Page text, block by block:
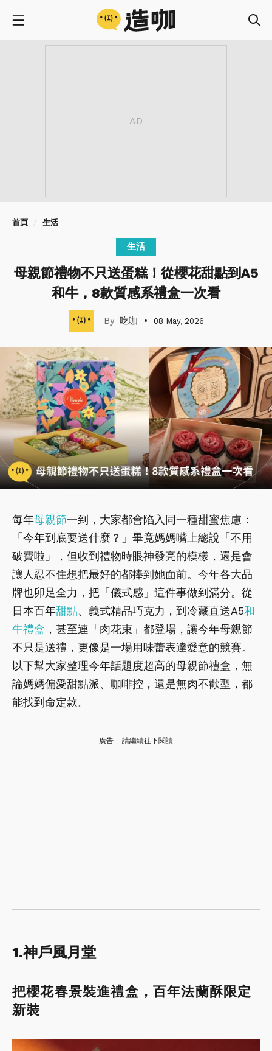
首頁 生活
生活
母親節禮物不只送蛋糕！從櫻花甜點到A5
和牛，8款質感系禮盒一次看
吃咖 08 May, 2026
每年母親節一到，大家都會陷入同一種甜蜜焦慮：
「今年到底要送什麼？」畢竟媽媽嘴上總說「不用
破費啦」，但收到禮物時眼神發亮的模樣，還是會
讓人忍不住想把最好的都捧到她面前。今年各大品
牌也卯足全力，把「儀式感」這件事做到滿分。從
日本百年甜點、義式精品巧克力，到冷藏直送A5和
牛禮盒 ，甚至連「肉花束」都登場，讓今年母親節
不只是送禮，更像是一場用味蕾表達愛意的競賽。
以下幫大家整理今年話題度超高的母親節禮盒，無
論媽媽偏愛甜點派、咖啡控，還是無肉不歡型，都
能找到命定款。
廣告 - 請繼續往下閱讀
1.神戶風月堂
把櫻花春景裝進禮盒，百年法蘭酥限定
新裝